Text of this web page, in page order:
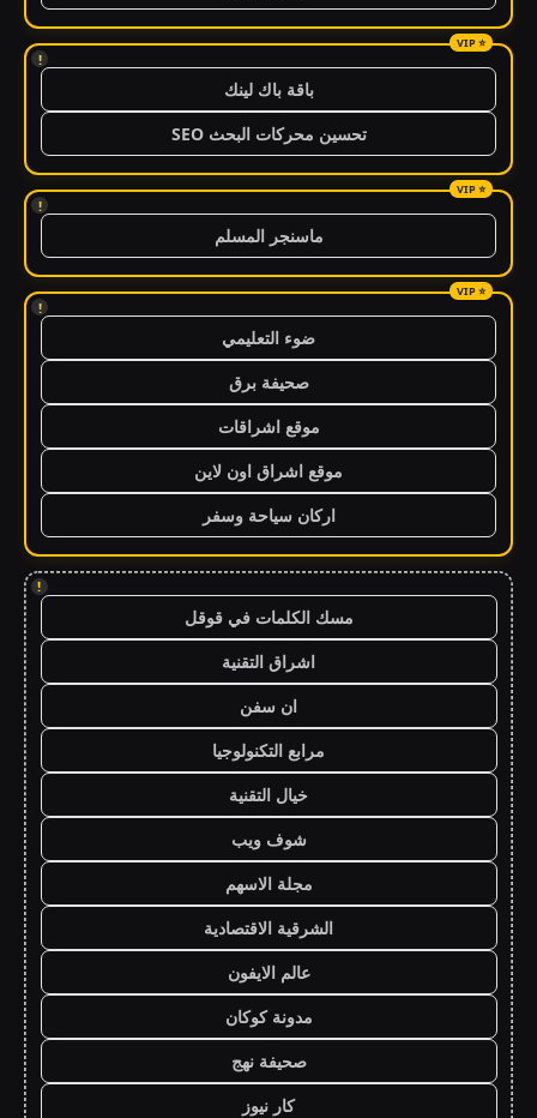
!
باقة باك لينك
تحسين محركات البحث SEO
!
ماسنجر المسلم
!
ضوء التعليمي
صحيفة برق
موقع اشراقات
موقع اشراق اون لاين
اركان سياحة وسفر
!
مسك الكلمات في قوقل
اشراق التقنية
ان سفن
مرابع التكنولوجيا
خيال التقنية
شوف ويب
مجلة الاسهم
الشرقية الاقتصادية
عالم الايفون
مدونة كوكان
صحيفة نهج
كار نيوز